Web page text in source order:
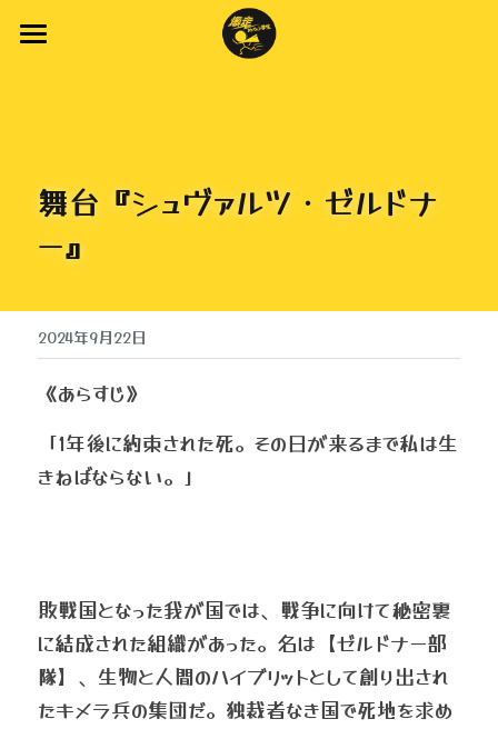
Youtube
Company
舞台『シュヴァルツ・ゼルドナ
ー』
2024年9月22日
《あらすじ》
「1年後に約束された死。その日が来るまで私は生
きねばならない。」
敗戦国となった我が国では、戦争に向けて秘密裏
に結成された組織があった。名は【ゼルドナー部
隊】、生物と人間のハイブリットとして創り出され
たキメラ兵の集団だ。独裁者なき国で死地を求め